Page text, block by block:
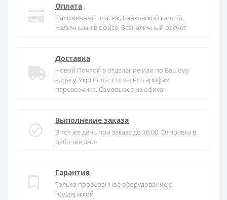
Оплата
Наложенный платеж, Банковской картой,
Наличными в офисе, Безналичный расчет
Доставка
Новой Почтой в отделение или по Вашему
адресу. УкрПочта. Согласно тарифам
перевозчика. Самовывоз из офиса.
Выполнение заказа
В тот же день при заказе до 16:00. Отправка в
рабочие дни.
Гарантия
Только проверенное оборудование с
поддержкой